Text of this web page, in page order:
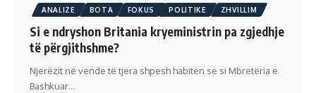
ANALIZE BOTA FOKUS POLITIKE ZHVILLIM
Si e ndryshon Britania kryeministrin pa zgjedhje
të përgjithshme?
Njerëzit në vende të tjera shpesh habiten se si Mbretëria e
Bashkuar…